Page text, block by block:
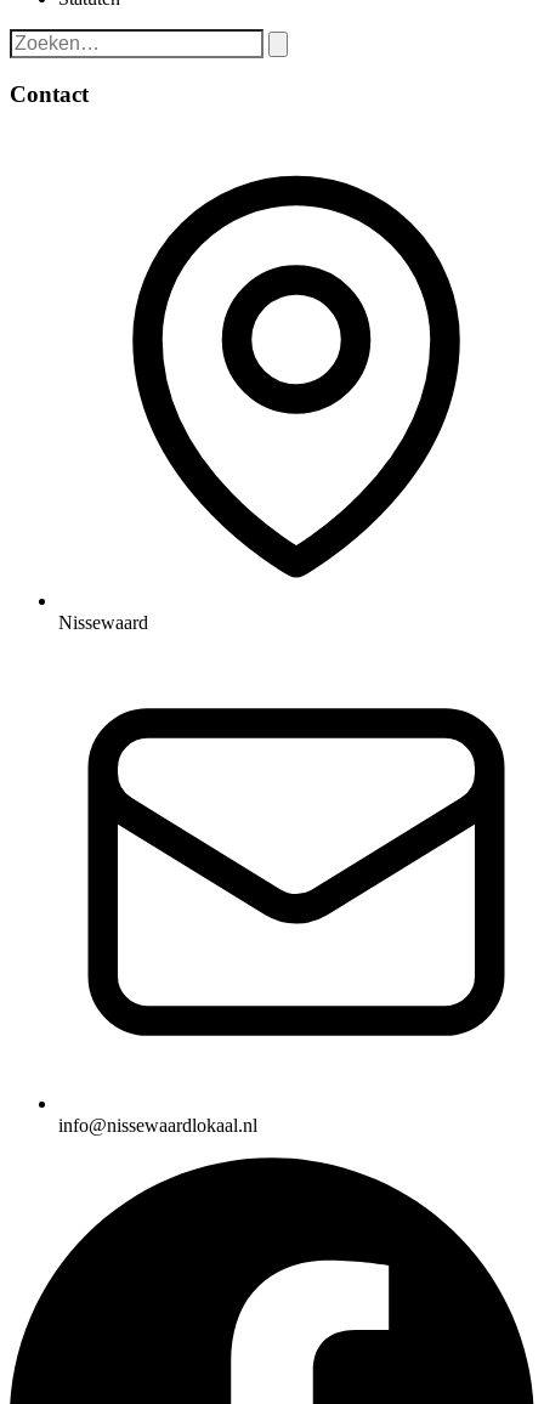
Contact
Nissewaard
info@nissewaardlokaal.nl